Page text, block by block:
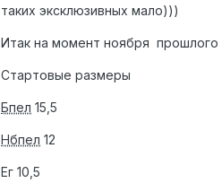
таких эксклюзивных мало)))
Итак на момент ноября прошлого
Стартовые размеры
Бпел 15,5
Нбпел 12
Ег 10,5